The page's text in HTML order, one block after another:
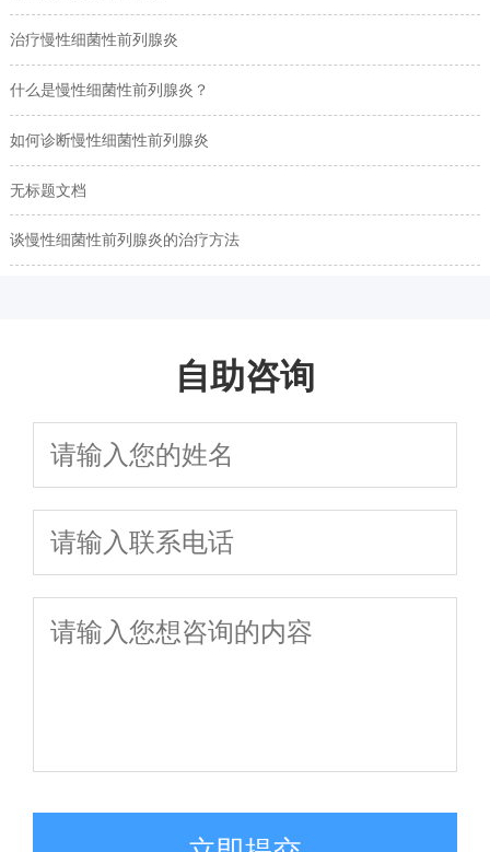
治疗慢性细菌性前列腺炎
什么是慢性细菌性前列腺炎？
如何诊断慢性细菌性前列腺炎
无标题文档
谈慢性细菌性前列腺炎的治疗方法
自助咨询